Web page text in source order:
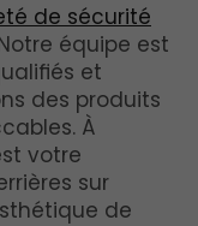
de sécurité
équipe est
et
des produits
À
votre
sur
de